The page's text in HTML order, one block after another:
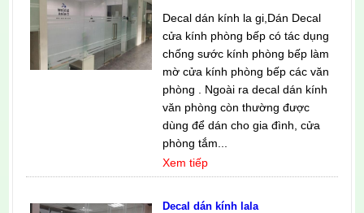
Decal dán kính la gi,Dán Decal
cửa kính phòng bếp có tác dụng
chống sước kính phòng bếp làm
mờ cửa kính phòng bếp các văn
phòng . Ngoài ra decal dán kính
văn phòng còn thường được
dùng để dán cho gia đình, cửa
phòng tắm...
Xem tiếp
Decal dán kính lala